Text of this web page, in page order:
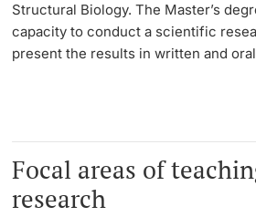
Lernen & Lehren
KI in Studium und Lehre
Universitätsbibliothek Basel
Structural Biology. The Master’s
capacity to conduct a scientific
present the results in written and
Focal areas of
research